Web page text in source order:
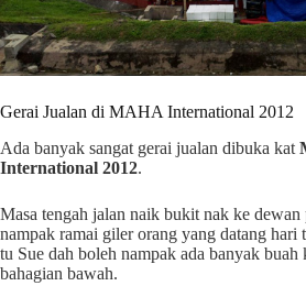
Gerai Jualan di MAHA International 2012
Ada banyak sangat gerai jualan dibuka kat
International 2012.
Masa tengah jalan naik bukit nak ke dewan
nampak ramai giler orang yang datang hari
tu Sue dah boleh nampak ada banyak buah
bahagian bawah.